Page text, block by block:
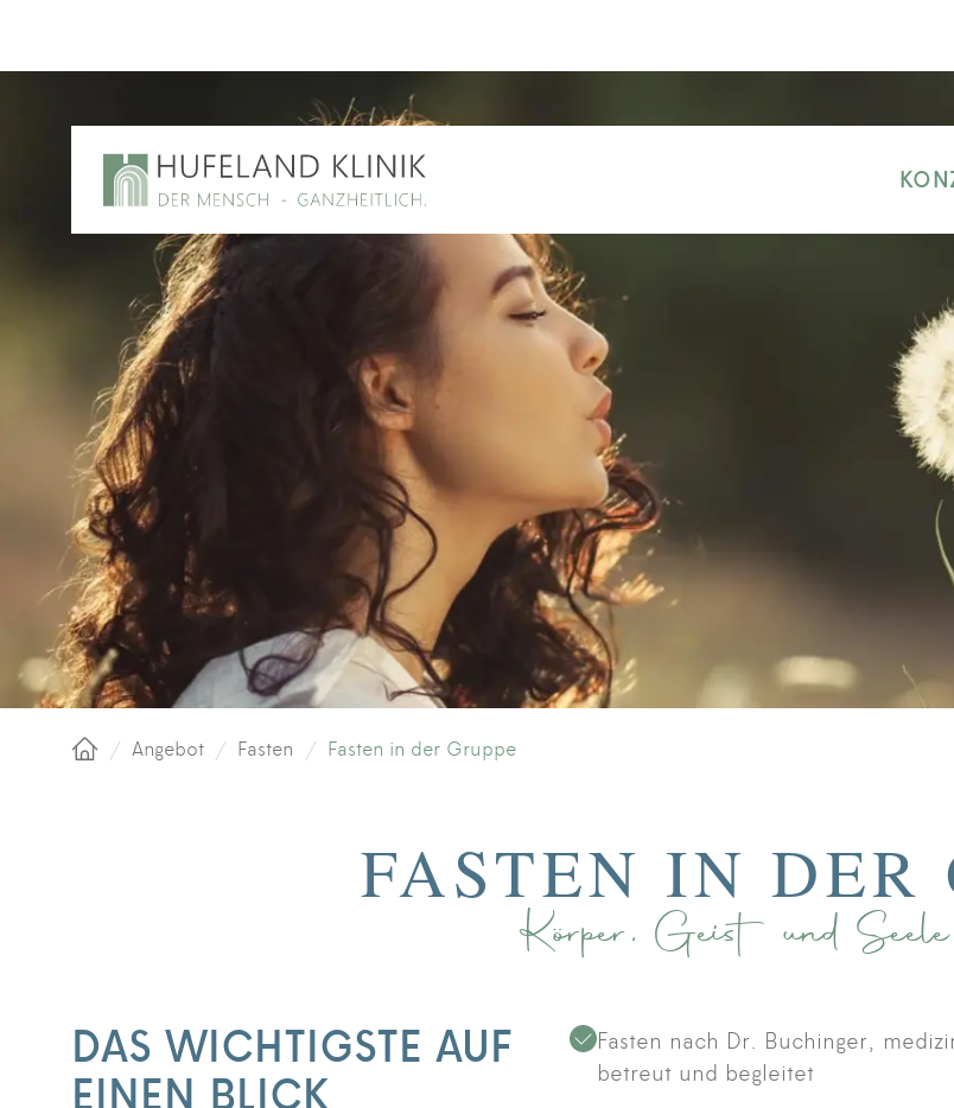
Startseite
/ Angebot / Fasten / Fasten in der Gruppe
FASTEN IN DER
Körper, Geist und Seele
DAS WICHTIGSTE AUF
Fasten nach Dr. Buchinger,
betreut und begleitet